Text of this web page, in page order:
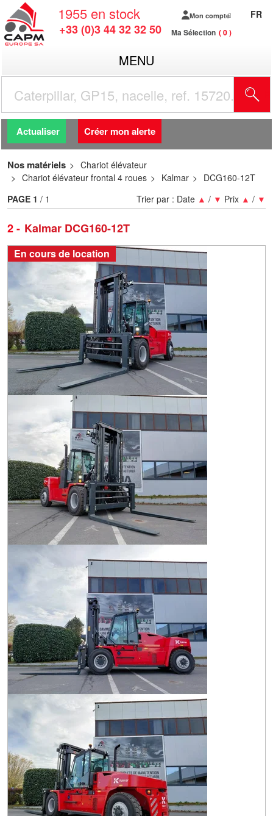
1955 en stock
+33 (0)3 44 32 32 50
Mon compte
Ma Sélection 0
FR
MENU
Actualiser Créer mon alerte
Nos matériels
Chariot élévateur
Chariot élévateur frontal 4 roues
Kalmar DCG160-12T
2 Kalmar DCG160-12T
Trier par : Date ▲ / ▼ Prix ▲ / ▼
PAGE 1 / 1
En cours de location